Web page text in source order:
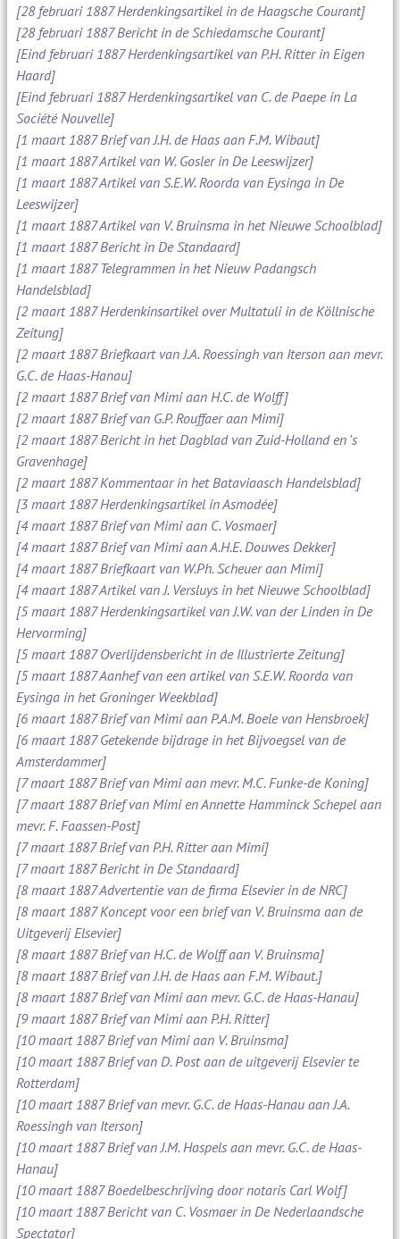
[28 februari 1887 Herdenkingsartikel in de Haagsche Courant]
[28 februari 1887 Bericht in de Schiedamsche Courant]
[Eind februari 1887 Herdenkingsartikel van P.H. Ritter in Eigen
Haard]
[Eind februari 1887 Herdenkingsartikel van C. de Paepe in La
Société Nouvelle]
[1 maart 1887 Brief van J.H. de Haas aan F.M. Wibaut]
[1 maart 1887 Artikel van W. Gosler in De Leeswijzer]
[1 maart 1887 Artikel van S.E.W. Roorda van Eysinga in De
Leeswijzer]
[1 maart 1887 Artikel van V. Bruinsma in het Nieuwe Schoolblad]
[1 maart 1887 Bericht in De Standaard]
[1 maart 1887 Telegrammen in het Nieuw Padangsch
Handelsblad]
[2 maart 1887 Herdenkinsartikel over Multatuli in de Köllnische
Zeitung]
[2 maart 1887 Briefkaart van J.A. Roessingh van Iterson aan mevr.
G.C. de Haas-Hanau]
[2 maart 1887 Brief van Mimi aan H.C. de Wolff]
[2 maart 1887 Brief van G.P. Rouffaer aan Mimi]
[2 maart 1887 Bericht in het Dagblad van Zuid-Holland en 's
Gravenhage]
[2 maart 1887 Kommentaar in het Bataviaasch Handelsblad]
[3 maart 1887 Herdenkingsartikel in Asmodée]
[4 maart 1887 Brief van Mimi aan C. Vosmaer]
[4 maart 1887 Brief van Mimi aan A.H.E. Douwes Dekker]
[4 maart 1887 Briefkaart van W.Ph. Scheuer aan Mimi]
[4 maart 1887 Artikel van J. Versluys in het Nieuwe Schoolblad]
[5 maart 1887 Herdenkingsartikel van J.W. van der Linden in De
Hervorming]
[5 maart 1887 Overlijdensbericht in de Illustrierte Zeitung]
[5 maart 1887 Aanhef van een artikel van S.E.W. Roorda van
Eysinga in het Groninger Weekblad]
[6 maart 1887 Brief van Mimi aan P.A.M. Boele van Hensbroek]
[6 maart 1887 Getekende bijdrage in het Bijvoegsel van de
Amsterdammer]
[7 maart 1887 Brief van Mimi aan mevr. M.C. Funke-de Koning]
[7 maart 1887 Brief van Mimi en Annette Hamminck Schepel aan
mevr. F. Faassen-Post]
[7 maart 1887 Brief van P.H. Ritter aan Mimi]
[7 maart 1887 Bericht in De Standaard]
[8 maart 1887 Advertentie van de firma Elsevier in de NRC]
[8 maart 1887 Koncept voor een brief van V. Bruinsma aan de
Uitgeverij Elsevier]
[8 maart 1887 Brief van H.C. de Wolff aan V. Bruinsma]
[8 maart 1887 Brief van J.H. de Haas aan F.M. Wibaut.]
[8 maart 1887 Brief van Mimi aan mevr. G.C. de Haas-Hanau]
[9 maart 1887 Brief van Mimi aan P.H. Ritter]
[10 maart 1887 Brief van Mimi aan V. Bruinsma]
[10 maart 1887 Brief van D. Post aan de uitgeverij Elsevier te
Rotterdam]
[10 maart 1887 Brief van mevr. G.C. de Haas-Hanau aan J.A.
Roessingh van Iterson]
[10 maart 1887 Brief van J.M. Haspels aan mevr. G.C. de Haas-
Hanau]
[10 maart 1887 Boedelbeschrijving door notaris Carl Wolf]
[10 maart 1887 Bericht van C. Vosmaer in De Nederlaandsche
Spectator]